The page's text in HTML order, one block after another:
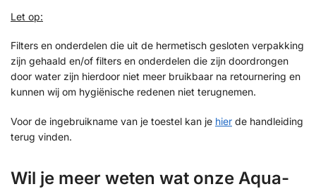
Let op:
Filters en onderdelen die uit de hermetisch gesloten verpakking
zijn gehaald en/of filters en onderdelen die zijn doordrongen
door water zijn hierdoor niet meer bruikbaar na retournering en
kunnen wij om hygiënische redenen niet terugnemen.
Voor de ingebruikname van je toestel kan je hier de handleiding
terug vinden.
Wil je meer weten wat onze Aqua-